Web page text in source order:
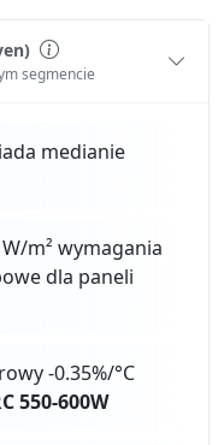
segmencie
medianie
m² wymagania
dla paneli
-0.35%/°C
550-600W